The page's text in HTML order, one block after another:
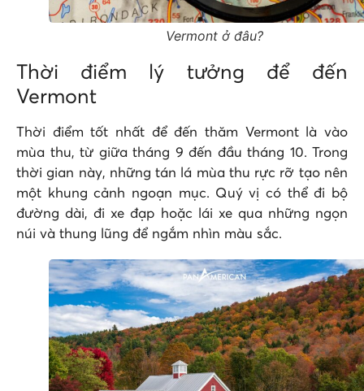
Vermont ở đâu?
Thời điểm lý tưởng để đến
Vermont
Thời điểm tốt nhất để đến thăm Vermont là vào
mùa thu, từ giữa tháng 9 đến đầu tháng 10. Trong
thời gian này, những tán lá mùa thu rực rỡ tạo nên
một khung cảnh ngoạn mục. Quý vị có thể đi bộ
đường dài, đi xe đạp hoặc lái xe qua những ngọn
núi và thung lũng để ngắm nhìn màu sắc.